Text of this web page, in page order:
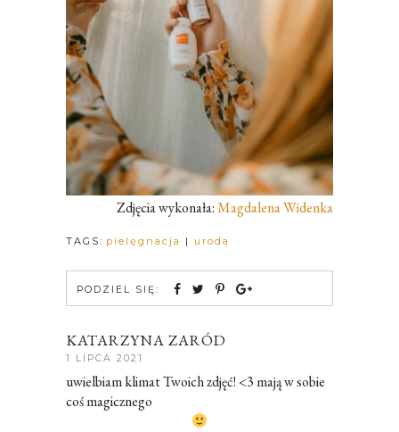
Zdjęcia wykonała:Magdalena Widenka
TAGS: pielęgnacja | uroda
PODZIEL SIĘ:
KATARZYNA ZARÓD
1 LIPCA 2021
uwielbiam klimat Twoich zdjęć! <3 mają w sobie
coś magicznego